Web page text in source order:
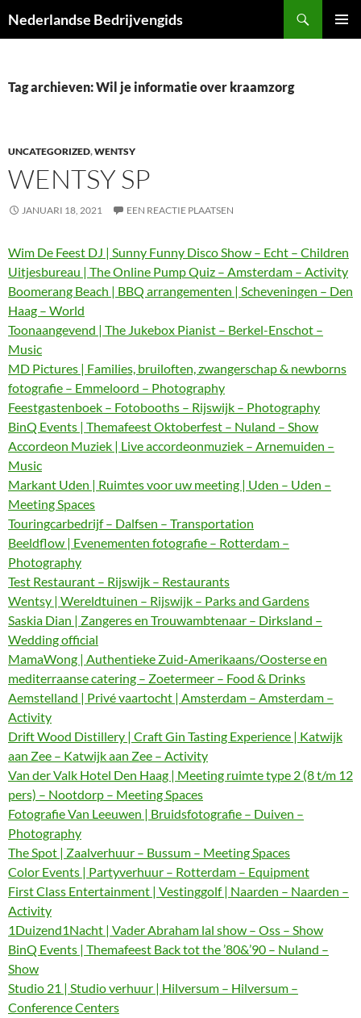
naar
Nederlandse Bedrijvengids
Tag archieven: Wil je informatie over kraamzorg
UNCATEGORIZED,WENTSY
WENTSY SP
JANUARI 18, 2021 EEN REACTIE PLAATSEN
Wim De Feest DJ | Sunny Funny Disco Show – Echt – Children
Uitjesbureau | The Online Pump Quiz – Amsterdam – Activity
Boomerang Beach | BBQ arrangementen | Scheveningen – Den
Haag – World
Toonaangevend | The Jukebox Pianist – Berkel-Enschot –
Music
MD Pictures | Families, bruiloften, zwangerschap & newborns
fotografie – Emmeloord – Photography
Feestgastenboek – Fotobooths – Rijswijk – Photography
BinQ Events | Themafeest Oktoberfest – Nuland – Show
Accordeon Muziek | Live accordeonmuziek – Arnemuiden –
Music
Markant Uden | Ruimtes voor uw meeting | Uden – Uden –
Meeting Spaces
Touringcarbedrijf – Dalfsen – Transportation
Beeldflow | Evenementen fotografie – Rotterdam –
Photography
Test Restaurant – Rijswijk – Restaurants
Wentsy | Wereldtuinen – Rijswijk – Parks and Gardens
Saskia Dian | Zangeres en Trouwambtenaar – Dirksland –
Wedding official
MamaWong | Authentieke Zuid-Amerikaans/Oosterse en
mediterraanse catering – Zoetermeer – Food & Drinks
Aemstelland | Privé vaartocht | Amsterdam – Amsterdam –
Activity
Drift Wood Distillery | Craft Gin Tasting Experience | Katwijk
aan Zee – Katwijk aan Zee – Activity
Van der Valk Hotel Den Haag | Meeting ruimte type 2 (8 t/m 12
pers) – Nootdorp – Meeting Spaces
Fotografie Van Leeuwen | Bruidsfotografie – Duiven –
Photography
The Spot | Zaalverhuur – Bussum – Meeting Spaces
Color Events | Partyverhuur – Rotterdam – Equipment
First Class Entertainment | Vestinggolf | Naarden – Naarden –
Activity
1Duizend1Nacht | Vader Abraham lal show – Oss – Show
BinQ Events | Themafeest Back tot the ’80&’90 – Nuland –
Show
Studio 21 | Studio verhuur | Hilversum – Hilversum –
Conference Centers